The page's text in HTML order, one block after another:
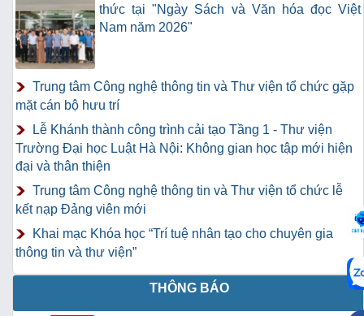
thức tại "Ngày Sách và Văn hóa đọc Việt
Nam năm 2026"
Trung tâm Công nghệ thông tin và Thư viện tổ chức gặp
mặt cán bộ hưu trí
Lễ Khánh thành công trình cải tạo Tầng 1 - Thư viện
Trường Đại học Luật Hà Nội: Không gian học tập mới hiện
đại và thân thiện
Trung tâm Công nghệ thông tin và Thư viện tổ chức lễ
kết nạp Đảng viên mới
Khai mạc Khóa học “Trí tuệ nhân tạo cho chuyên gia
thông tin và thư viện”
THÔNG BÁO